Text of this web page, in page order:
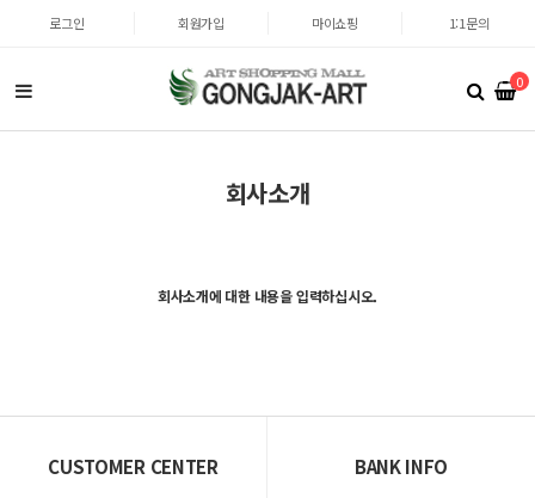
로그인 회원가입 마이쇼핑 1:1문의
0
회사소개
회사소개에 대한 내용을 입력하십시오.
CUSTOMER CENTER BANK INFO